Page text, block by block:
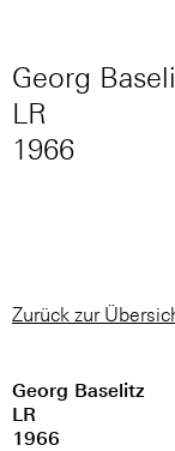
Georg
LR
1966
Zurück zur
Georg Baselitz
LR
1966